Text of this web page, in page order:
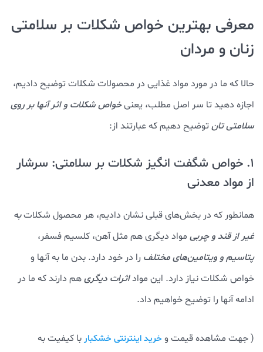
معرفی بهترین خواص شکلات بر سلامتی
زنان و مردان
حالا که ما در مورد مواد غذایی در محصولات شکلات توضیح دادیم،
اجازه دهید تا سر اصل مطلب، یعنیخواص شکلات و اثر آنها بر روی
سلامتی تان توضیح دهیم که عبارتند از:
1. خواص شگفت انگیز شکلات بر سلامتی: سرشار
از مواد معدنی
همانطور که در بخش‌های قبلی نشان دادیم، هر محصول شکلاتبه
غیر از قند و چربی مواد دیگری هم مثل آهن، کلسیم فسفر،
پتاسیم و ویتامین‌های مختلف را در خود دارد. بدن ما به آنها و
خواص شکلات نیاز دارد. این مواداثرات دیگریهم دارند که ما در
ادامه آنها را توضیح خواهیم داد.
( جهت مشاهده قیمت و خرید اینترنتی خشکباربا کیفیت به